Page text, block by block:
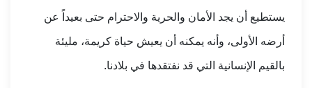
يستطيع أن يجد الأمان والحرية والاحترام حتى بعيداً عن
أرضه الأولى، وأنه يمكنه أن يعيش حياة كريمة، مليئة
بالقيم الإنسانية التي قد نفتقدها في بلادنا.